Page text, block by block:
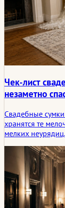
Чек-лист
незаметно
Свадебные
хранятся те
мелких неурядиц.
полезные вещи
оглядываясь